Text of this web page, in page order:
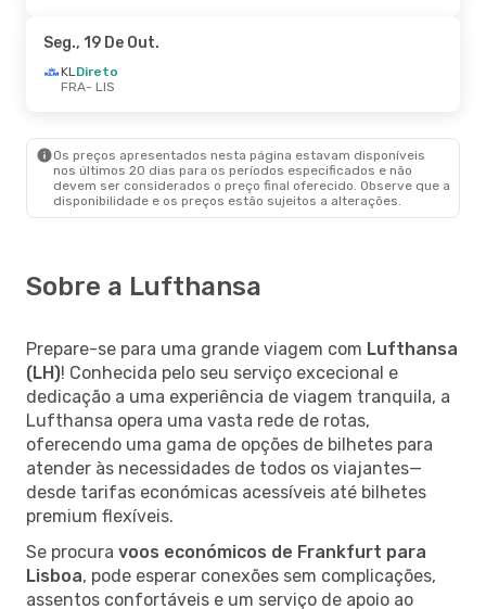
Seg., 19 De Out.
KLDireto
FRA- LIS
Os preços apresentados nesta página estavam disponíveis
nos últimos 20 dias para os períodos especificados e não
devem ser considerados o preço final oferecido. Observe que a
disponibilidade e os preços estão sujeitos a alterações.
Sobre a Lufthansa
Prepare-se para uma grande viagem com Lufthansa
(LH)! Conhecida pelo seu serviço excecional e
dedicação a uma experiência de viagem tranquila, a
Lufthansa opera uma vasta rede de rotas,
oferecendo uma gama de opções de bilhetes para
atender às necessidades de todos os viajantes—
desde tarifas económicas acessíveis até bilhetes
premium flexíveis.
Se procura voos económicos de Frankfurt para
Lisboa, pode esperar conexões sem complicações,
assentos confortáveis e um serviço de apoio ao